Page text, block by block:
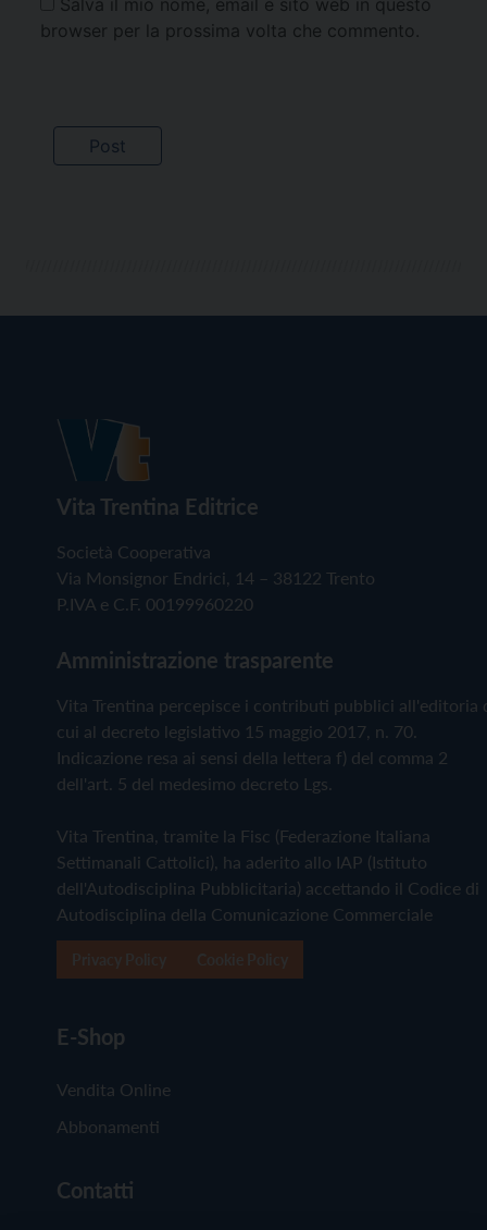
Salva il mio nome, email e sito web in questo
browser per la prossima volta che commento.
Vita Trentina Editrice
Società Cooperativa
Via Monsignor Endrici, 14 – 38122 Trento
P.IVA e C.F. 00199960220
Amministrazione trasparente
Vita Trentina percepisce i contributi pubblici all'editoria
cui al decreto legislativo 15 maggio 2017, n. 70.
Indicazione resa ai sensi della lettera f) del comma 2
dell'art. 5 del medesimo decreto Lgs.
Vita Trentina, tramite la Fisc (Federazione Italiana
Settimanali Cattolici), ha aderito allo IAP (Istituto
dell'Autodisciplina Pubblicitaria) accettando il Codice di
Autodisciplina della Comunicazione Commerciale
E-Shop
Vendita Online
Abbonamenti
Contatti